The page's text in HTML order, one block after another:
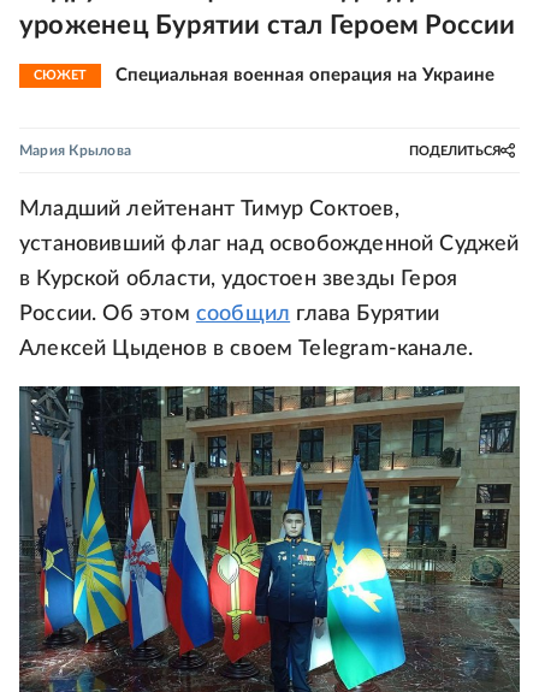
уроженец Бурятии стал Героем России
СЮЖЕТ Специальная военная операция на Украине
Мария Крылова ПОДЕЛИТЬСЯ
Младший лейтенант Тимур Соктоев,
установивший флаг над освобожденной Суджей
в Курской области, удостоен звезды Героя
России. Об этом сообщил глава Бурятии
Алексей Цыденов в своем Telegram-канале.